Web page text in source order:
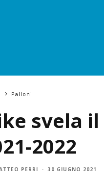
Palloni
svela
2022
PERRI · 30 GIUGNO 2021